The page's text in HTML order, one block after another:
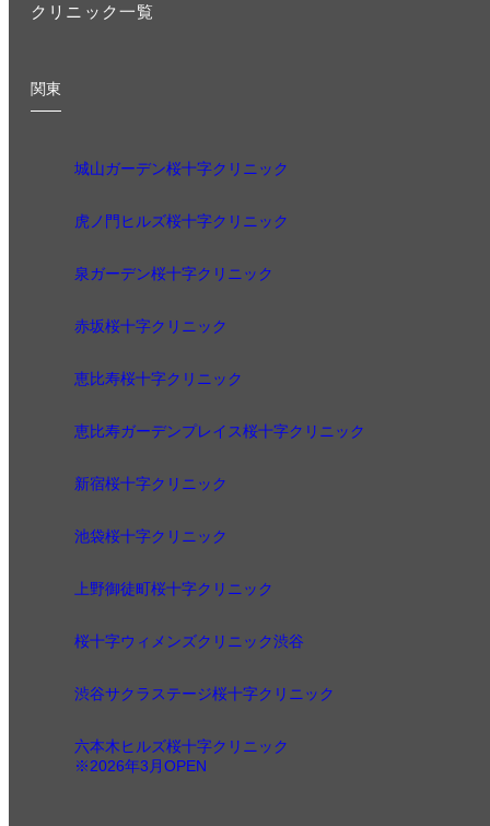
クリニック一覧
関東
城山ガーデン桜十字クリニック
虎ノ門ヒルズ桜十字クリニック
泉ガーデン桜十字クリニック
赤坂桜十字クリニック
恵比寿桜十字クリニック
恵比寿ガーデンプレイス桜十字クリニック
新宿桜十字クリニック
池袋桜十字クリニック
上野御徒町桜十字クリニック
桜十字ウィメンズクリニック渋谷
渋谷サクラステージ桜十字クリニック
六本木ヒルズ桜十字クリニック
※2026年3月OPEN